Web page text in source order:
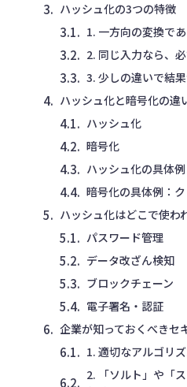
ハッシュ化の3つの特徴
1. 一方向の変換で
2. 同じ入力なら、
3. 少しの違いで結
ハッシュ化と暗号化の違
ハッシュ化
暗号化
ハッシュ化の具体
暗号化の具体例：
ハッシュ化はどこで使わ
パスワード管理
データ改ざん検知
ブロックチェーン
電子署名・認証
企業が知っておくべきセ
1. 適切なアルゴリ
2. 「ソルト」や「